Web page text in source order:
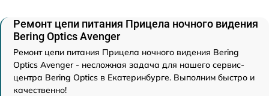
Ремонт цепи питания Прицела ночного видения
Bering Optics Avenger
Ремонт цепи питания Прицела ночного видения Bering
Optics Avenger - несложная задача для нашего сервис-
центра Bering Optics в Екатеринбурге. Выполним быстро и
качественно!